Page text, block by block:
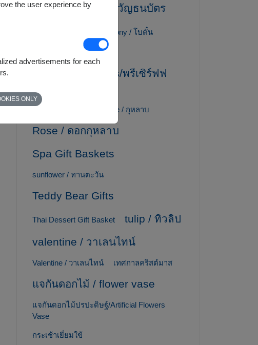
MoneyGift / ของขวัญธนบัตร
peony / โบตั๋น
Peony / ดอกโบตั๋น
preserved flowers/พรีเซิร์ฟฟ
rose / กุหลาบ
Rose / ดอกกุหลาบ
Spa Gift Baskets
sunflower / ทานตะวัน
Teddy Bear Gifts
Thai Dessert Gift Basket
tulip / ทิวลิป
valentine / วาเลนไทน์
Valentine / วาเลนไทน์ เทศกาลคริสต์มาส
แจกันดอกไม้ / flower vase
แจกันดอกไม้ปรปะดิษฐ์/Artificial Flowers
Vase
กระเช้าเยี่ยมใข้
the user experience by
advertisements for each
ONLY